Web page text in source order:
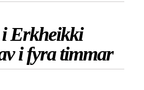
i Erkheikki
i fyra timmar